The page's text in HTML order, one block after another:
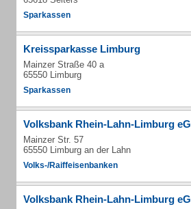
Sparkassen
Kreissparkasse Limburg
Mainzer Straße 40 a
65550 Limburg
Sparkassen
Volksbank Rhein-Lahn-Limburg eG
Mainzer Str. 57
65550 Limburg an der Lahn
Volks-/Raiffeisenbanken
Volksbank Rhein-Lahn-Limburg eG